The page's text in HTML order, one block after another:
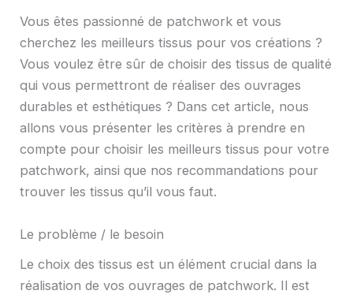
Vous êtes passionné de patchwork et vous
cherchez les meilleurs tissus pour vos créations ?
Vous voulez être sûr de choisir des tissus de qualité
qui vous permettront de réaliser des ouvrages
durables et esthétiques ? Dans cet article, nous
allons vous présenter les critères à prendre en
compte pour choisir les meilleurs tissus pour votre
patchwork, ainsi que nos recommandations pour
trouver les tissus qu’il vous faut.
Le problème / le besoin
Le choix des tissus est un élément crucial dans la
réalisation de vos ouvrages de patchwork. Il est